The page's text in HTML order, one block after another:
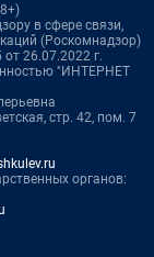
в сфере связи,
(Роскомнадзор)
26.07.2022 г.
"ИНТЕРНЕТ
стр. 42, пом. 7
органов: